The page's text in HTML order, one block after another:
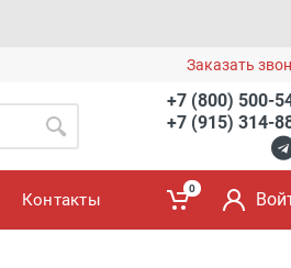
Заказать
+7 (800) 500-
+7 (915) 314-
Контакты
0